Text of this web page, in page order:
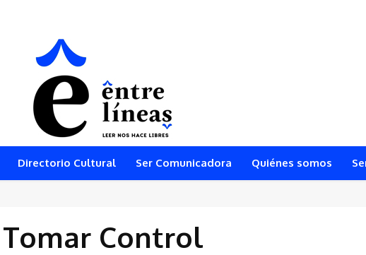
Directorio Cultural Ser Comunicadora Quiénes somos
Tomar Control